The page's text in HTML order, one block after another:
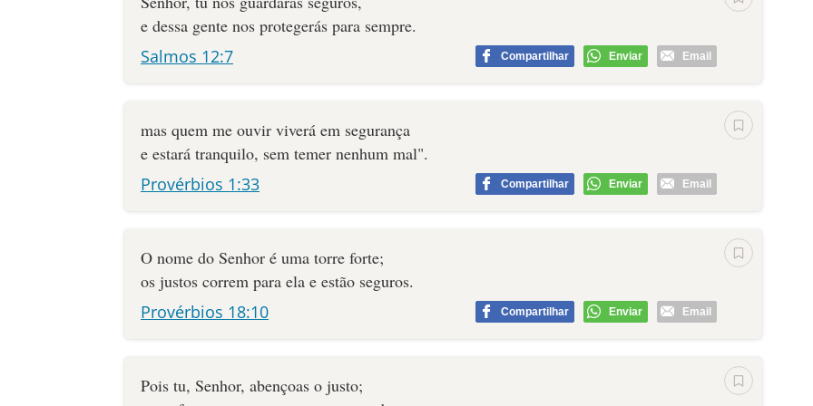
e dessa gente nos protegerás para sempre.
Salmos 12:7
Compartilhar Enviar Email
mas quem me ouvir viverá em segurança
e estará tranquilo, sem temer nenhum mal".
Provérbios 1:33
Compartilhar Enviar Email
O nome do Senhor é uma torre forte;
os justos correm para ela e estão seguros.
Provérbios 18:10
Compartilhar Enviar Email
Pois tu, Senhor, abençoas o justo;